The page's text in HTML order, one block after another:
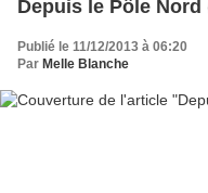
Depuis le Pôle
Publié le 11/12/2013 à 06:20
Par Melle Blanche